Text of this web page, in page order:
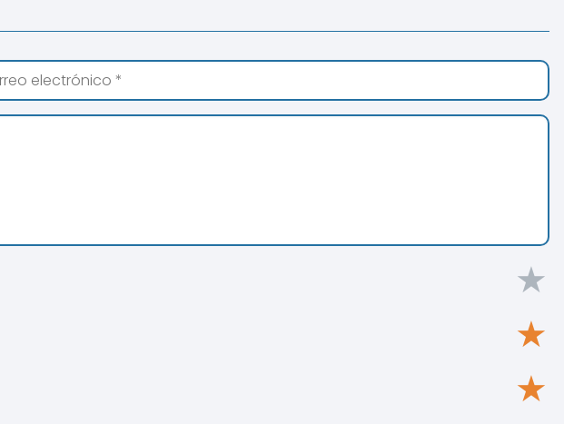
★
★
★